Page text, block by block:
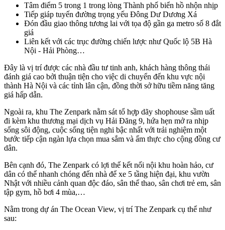
Tâm điểm 5 trong 1 trong lòng Thành phố biển hồ nhộn nhịp
Tiếp giáp tuyến đường trọng yếu Đông Dư Dương Xá
Đón đầu giao thông tương lai với tọa độ gần ga metro số 8 đắt
giá
Liên kết với các trục đường chiến lược như Quốc lộ 5B Hà
Nội - Hải Phòng…
Đây là vị trí được các nhà đầu tư tinh anh, khách hàng thông thái
đánh giá cao bởi thuận tiện cho việc di chuyển đến khu vực nội
thành Hà Nội và các tỉnh lân cận, đồng thời sở hữu tiềm năng tăng
giá hấp dẫn.
Ngoài ra, khu The Zenpark nằm sát tổ hợp dãy shophouse sầm uất
đi kèm khu thương mại dịch vụ Hải Đăng 9, hứa hẹn mở ra nhịp
sống sôi động, cuộc sống tiện nghi bậc nhất với trải nghiệm một
bước tiếp cận ngàn lựa chọn mua sắm và ẩm thực cho cộng đồng cư
dân.
Bên cạnh đó, The Zenpark có lợi thế kết nối nội khu hoàn hảo, cư
dân có thể nhanh chóng đến nhà để xe 5 tầng hiện đại, khu vườn
Nhật với nhiều cảnh quan độc đáo, sân thể thao, sân chơi trẻ em, sân
tập gym, hồ bơi 4 mùa,…
Nằm trong dự án The Ocean View, vị trí The Zenpark cụ thể như
sau: